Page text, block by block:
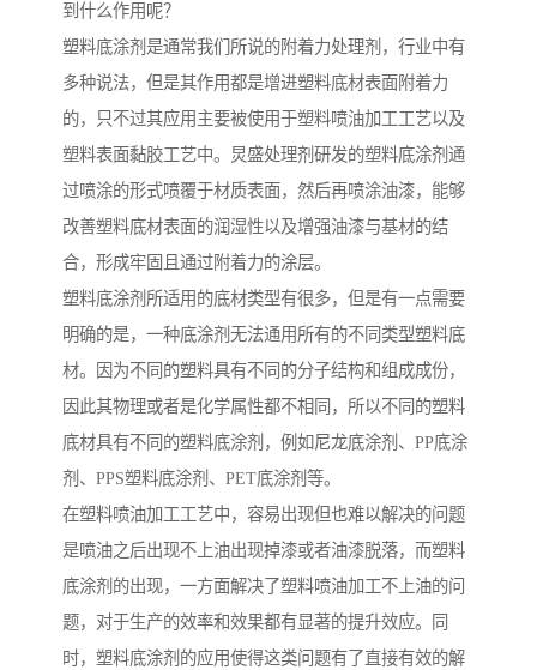
到什么作用呢？
塑料底涂剂是通常我们所说的附着力处理剂，行业中有
多种说法，但是其作用都是增进塑料底材表面附着力
的，只不过其应用主要被使用于塑料喷油加工工艺以及
塑料表面黏胶工艺中。炅盛处理剂研发的塑料底涂剂通
过喷涂的形式喷覆于材质表面，然后再喷涂油漆，能够
改善塑料底材表面的润湿性以及增强油漆与基材的结
合，形成牢固且通过附着力的涂层。
塑料底涂剂所适用的底材类型有很多，但是有一点需要
明确的是，一种底涂剂无法通用所有的不同类型塑料底
材。因为不同的塑料具有不同的分子结构和组成成份，
因此其物理或者是化学属性都不相同，所以不同的塑料
底材具有不同的塑料底涂剂，例如尼龙底涂剂、PP底涂
剂、PPS塑料底涂剂、PET底涂剂等。
在塑料喷油加工工艺中，容易出现但也难以解决的问题
是喷油之后出现不上油出现掉漆或者油漆脱落，而塑料
底涂剂的出现，一方面解决了塑料喷油加工不上油的问
题，对于生产的效率和效果都有显著的提升效应。同
时，塑料底涂剂的应用使得这类问题有了直接有效的解